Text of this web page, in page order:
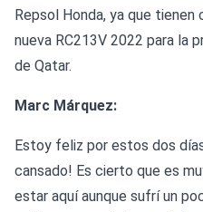
Repsol Honda, ya que
nueva RC213V 2022 para la
de Qatar.
Marc Márquez:
Estoy feliz por estos dos
cansado! Es cierto que es
estar aquí aunque sufrí un